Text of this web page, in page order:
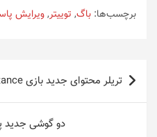
برچسب‌ها: باگ, توییتر,ویرایش
راهبری
نوشته
تریلر محتوای جدید بازی For Honor: Resistance منتشر شد
دو گوشی جدید